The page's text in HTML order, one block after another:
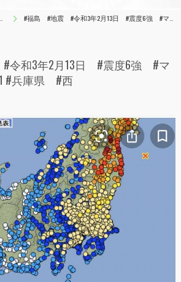
#福島 #地震 #令和3年2月13日 #震度6強 #マグニチュード7.1 #兵庫県 #西
和3年2月13日 #震度6強 #マ
#兵庫県 #西